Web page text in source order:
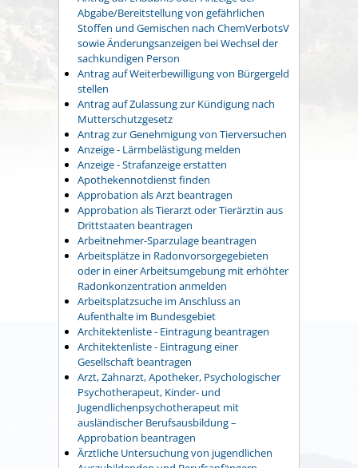
Abgabe/Bereitstellung von gefährlichen
Stoffen und Gemischen nach ChemVerbotsV
sowie Änderungsanzeigen bei Wechsel der
sachkundigen Person
Antrag auf Weiterbewilligung von Bürgergeld
stellen
Antrag auf Zulassung zur Kündigung nach
Mutterschutzgesetz
Antrag zur Genehmigung von Tierversuchen
Anzeige - Lärmbelästigung melden
Anzeige - Strafanzeige erstatten
Apothekennotdienst finden
Approbation als Arzt beantragen
Approbation als Tierarzt oder Tierärztin aus
Drittstaaten beantragen
Arbeitnehmer-Sparzulage beantragen
Arbeitsplätze in Radonvorsorgegebieten
oder in einer Arbeitsumgebung mit erhöhter
Radonkonzentration anmelden
Arbeitsplatzsuche im Anschluss an
Aufenthalte im Bundesgebiet
Architektenliste - Eintragung beantragen
Architektenliste - Eintragung einer
Gesellschaft beantragen
Arzt, Zahnarzt, Apotheker, Psychologischer
Psychotherapeut, Kinder- und
Jugendlichenpsychotherapeut mit
ausländischer Berufsausbildung –
Approbation beantragen
Ärztliche Untersuchung von jugendlichen